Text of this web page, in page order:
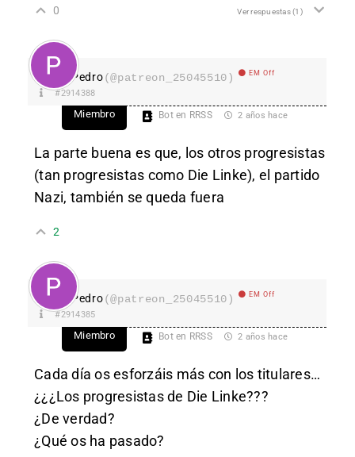
0 Ver respuestas(1)
Pedro(@patreon_25045510) EM Off
#2914388
Miembro Bot en RRSS 2 años hace
La parte buena es que, los otros progresistas
(tan progresistas como Die Linke), el partido
Nazi, también se queda fuera
2
Pedro(@patreon_25045510) EM Off
#2914385
Miembro Bot en RRSS 2 años hace
Cada día os esforzáis más con los titulares…
¿¿¿Los progresistas de Die Linke???
¿De verdad?
¿Qué os ha pasado?